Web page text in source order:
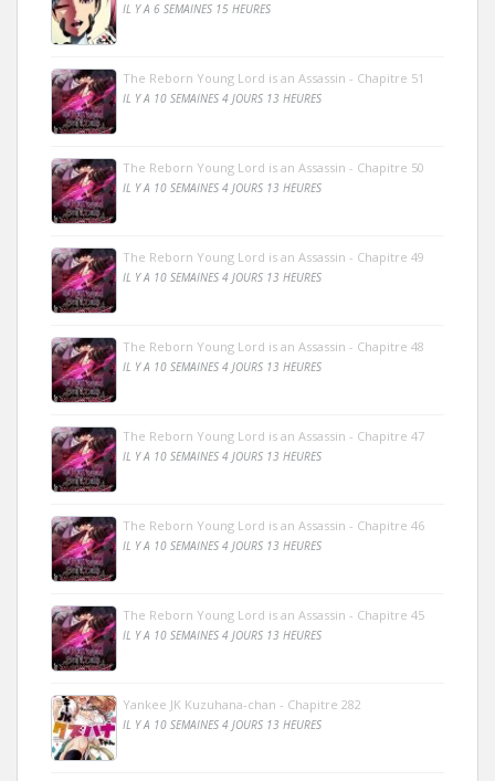
IL Y A 6 SEMAINES 15 HEURES
The Reborn Young Lord is an Assassin - Chapitre 51
IL Y A 10 SEMAINES 4 JOURS 13 HEURES
The Reborn Young Lord is an Assassin - Chapitre 50
IL Y A 10 SEMAINES 4 JOURS 13 HEURES
The Reborn Young Lord is an Assassin - Chapitre 49
IL Y A 10 SEMAINES 4 JOURS 13 HEURES
The Reborn Young Lord is an Assassin - Chapitre 48
IL Y A 10 SEMAINES 4 JOURS 13 HEURES
The Reborn Young Lord is an Assassin - Chapitre 47
IL Y A 10 SEMAINES 4 JOURS 13 HEURES
The Reborn Young Lord is an Assassin - Chapitre 46
IL Y A 10 SEMAINES 4 JOURS 13 HEURES
The Reborn Young Lord is an Assassin - Chapitre 45
IL Y A 10 SEMAINES 4 JOURS 13 HEURES
Yankee JK Kuzuhana-chan - Chapitre 282
IL Y A 10 SEMAINES 4 JOURS 13 HEURES